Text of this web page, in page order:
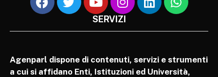
SERVIZI
Agenparl dispone di contenuti, servizi e strumenti
a cui si affidano Enti, Istituzioni ed Università,